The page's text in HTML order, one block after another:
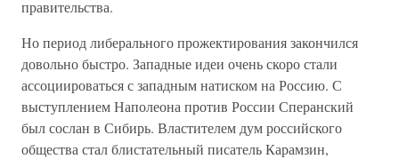
правительства.
Но период либерального прожектирования закончился
довольно быстро. Западные идеи очень скоро стали
ассоциироваться с западным натиском на Россию. С
выступлением Наполеона против России Сперанский
был сослан в Сибирь. Властителем дум российского
общества стал блистательный писатель Карамзин,